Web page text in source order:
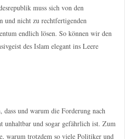
muss sich von den
und nicht zu rechtfertigenden
endlich lösen. So können wir den
des Islam elegant ins Leere
und warum die Forderung nach
unhaltbar und sogar gefährlich ist. Zum
warum trotzdem so viele Politiker und